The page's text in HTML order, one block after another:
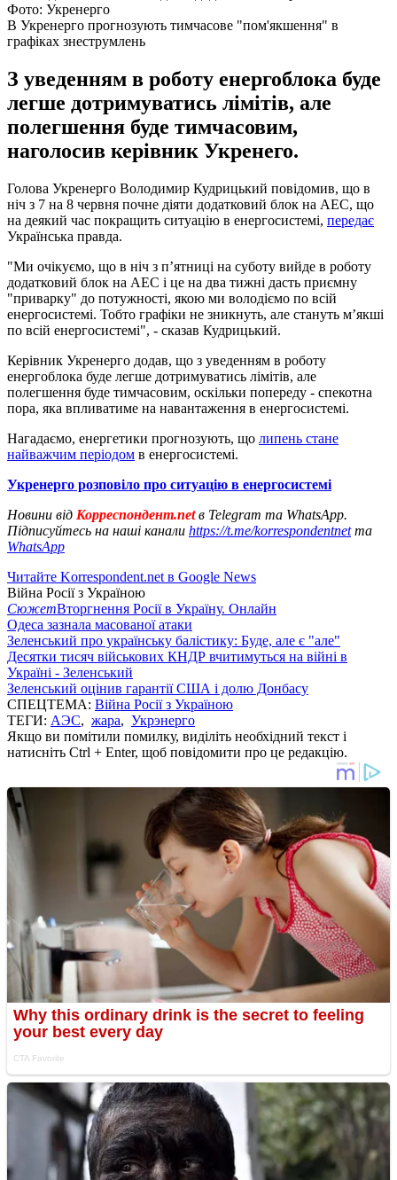
Фото: Укренерго
В Укренерго прогнозують тимчасове "пом'якшення" в
графіках знеструмлень
З уведенням в роботу енергоблока буде
легше дотримуватись лімітів, але
полегшення буде тимчасовим,
наголосив керівник Укренего.
Голова Укренерго Володимир Кудрицький повідомив, що в
ніч з 7 на 8 червня почне діяти додатковий блок на АЕС, що
на деякий час покращить ситуацію в енергосистемі, передає
Українська правда.
"Ми очікуємо, що в ніч з п’ятниці на суботу вийде в роботу
додатковий блок на АЕС і це на два тижні дасть приємну
"приварку" до потужності, якою ми володіємо по всій
енергосистемі. Тобто графіки не зникнуть, але стануть м’якші
по всій енергосистемі", - сказав Кудрицький.
Керівник Укренерго додав, що з уведенням в роботу
енергоблока буде легше дотримуватись лімітів, але
полегшення буде тимчасовим, оскільки попереду - спекотна
пора, яка впливатиме на навантаження в енергосистемі.
Нагадаємо, енергетики прогнозують, що липень стане
найважчим періодом в енергосистемі.
Укренерго розповіло про ситуацію в енергосистемі
Новини від Корреспондент.netв Telegram та WhatsApp.
Підписуйтесь на наші канали https://t.me/korrespondentnetта
WhatsApp
Читайте Korrespondent.net в Google News
Війна Росії з Україною
СюжетВторгнення Росії в Україну. Онлайн
Одеса зазнала масованої атаки
Зеленський про українську балістику: Буде, але є "але"
Десятки тисяч військових КНДР вчитимуться на війні в
Україні - Зеленський
Зеленський оцінив гарантії США і долю Донбасу
СПЕЦТЕМА: Війна Росії з Україною
ТЕГИ: АЭС, жара, Укрэнерго
Якщо ви помітили помилку, виділіть необхідний текст і
натисніть Ctrl + Enter, щоб повідомити про це редакцію.